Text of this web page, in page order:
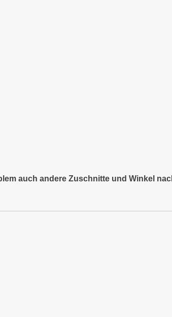
auch andere Zuschnitte und Winkel